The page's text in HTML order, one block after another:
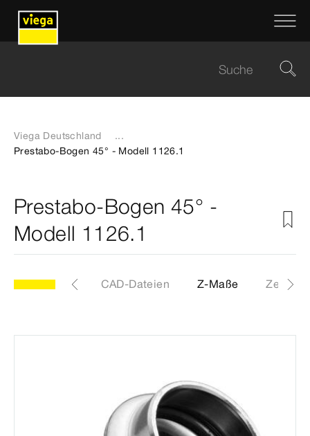
Viega Deutschland
...
Prestabo-Bogen 45° - Modell 1126.1
Prestabo-Bogen 45° -
Modell 1126.1
Etiketten CAD-Dateien Z-Maße